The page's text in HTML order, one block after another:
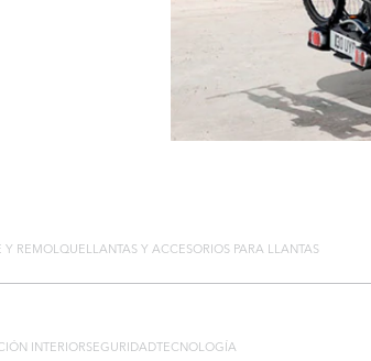
Y REMOLQUELLANTAS Y ACCESORIOS PARA LLANTAS
INTERIORSEGURIDADTECNOLOGÍA